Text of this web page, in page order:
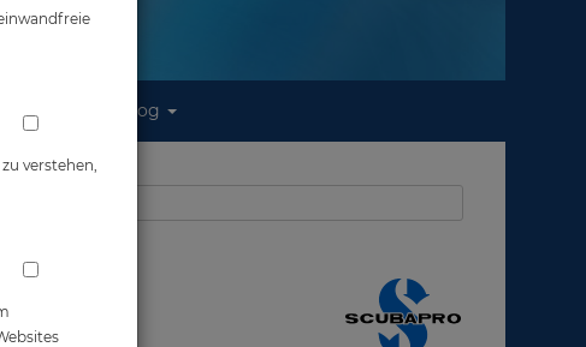
Blog
- Evo
verstehen,